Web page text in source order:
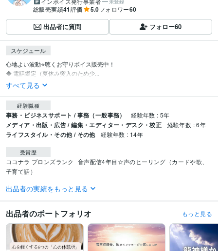
未登録
総販売実績41評価 5.0フォロワー60
出品者に質問 フォロー60
スケジュール
心地よい波動⭐聴くお守りボイス販売中！
◆ 電話鑑定（夏休み突入のため少...
すべて見る
経験職種
事務・ビジネスサポート / 事務（一般事務） 経験年数 : 5年
メディア・出版・広告 / 編集・エディター・デスク・校正 経験年数 : 6年
ライフスタイル・その他 / その他 経験年数 : 14年
受賞歴
ココナラ ブロンズランク
音声配信4年目☆声のヒーリング（カードや歌、
子育て話）
資格・検定
愛玩動物飼養管理士2級
普通自動車第一種運転免許 取得年 : 2006年
ビジネス・クリエイティブツール
Word:5年Adobe Photoshop:1年Canva:2年
出品者の実績をもっと見る
出品者のポートフォリオ もっと見る